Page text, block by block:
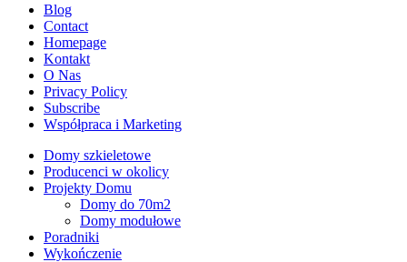
Blog
Contact
Homepage
Kontakt
O Nas
Privacy Policy
Subscribe
Współpraca i Marketing
Domy szkieletowe
Producenci w okolicy
Projekty Domu
Domy do 70m2
Domy modułowe
Poradniki
Wykończenie